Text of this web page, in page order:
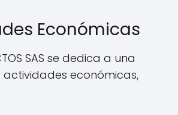
Económicas
SAS se dedica a una
económicas,